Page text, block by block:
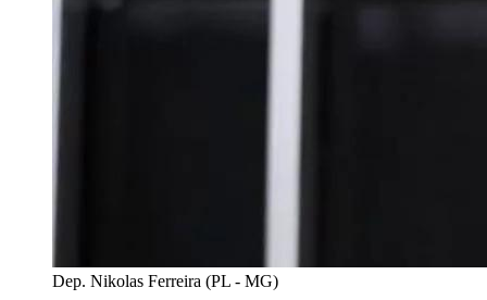
Dep. Nikolas Ferreira (PL - MG)